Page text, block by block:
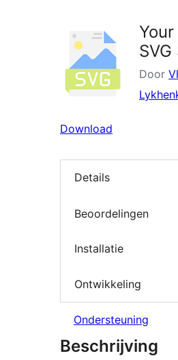
Door
Download
Details
Beoordelingen
Installatie
Ontwikkeling
Ondersteuning
Beschrijving